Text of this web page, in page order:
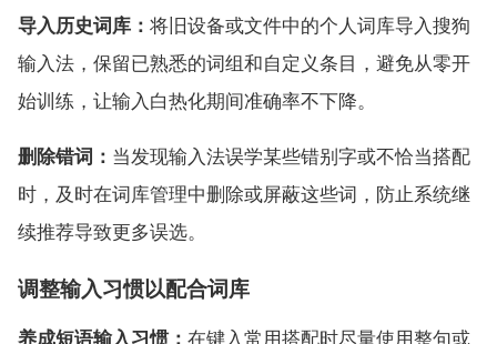
导入历史词库： 将旧设备或文件中的个人词库导入搜狗
输入法，保留已熟悉的词组和自定义条目，避免从零开
始训练，让输入白热化期间准确率不下降。
删除错词： 当发现输入法误学某些错别字或不恰当搭配
时，及时在词库管理中删除或屏蔽这些词，防止系统继
续推荐导致更多误选。
调整输入习惯以配合词库
养成短语输入习惯： 在键入常用搭配时尽量使用整句或